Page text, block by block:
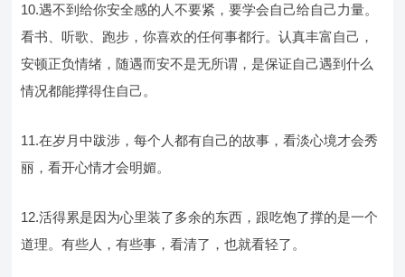
10.遇不到给你安全感的人不要紧，要学会自己给自己力量。
看书、听歌、跑步，你喜欢的任何事都行。认真丰富自己，
安顿正负情绪，随遇而安不是无所谓，是保证自己遇到什么
情况都能撑得住自己。
11.在岁月中跋涉，每个人都有自己的故事，看淡心境才会秀
丽，看开心情才会明媚。
12.活得累是因为心里装了多余的东西，跟吃饱了撑的是一个
道理。有些人，有些事，看清了，也就看轻了。